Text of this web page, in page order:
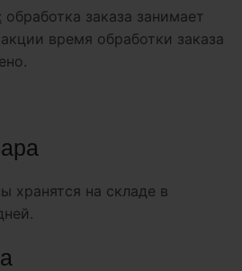
обработка заказа занимает
время обработки заказа
хранятся на складе в